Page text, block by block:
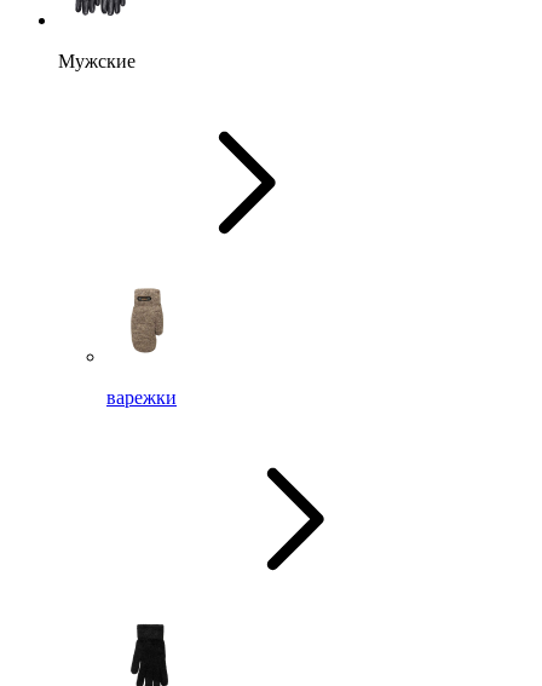
Мужские
варежки